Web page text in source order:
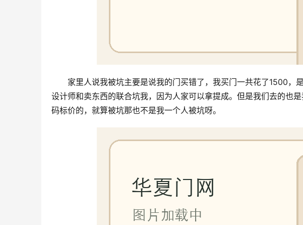
家里人说我被坑主要是说我的门买错了，我买门一共花了1500，
设计师和卖东西的联合坑我，因为人家可以拿提成。但是我们去的也
码标价的，就算被坑那也不是我一个人被坑呀。